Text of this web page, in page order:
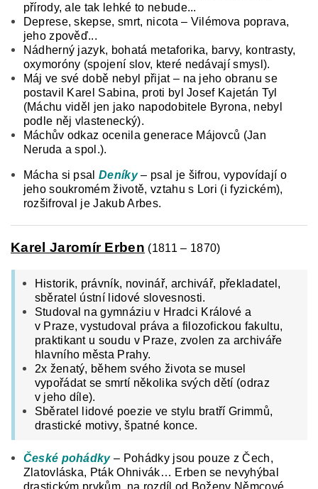
přírody, ale tak lehké to nebude...
Deprese, skepse, smrt, nicota – Vilémova poprava,
jeho zpověď...
Nádherný jazyk, bohatá metaforika, barvy, kontrasty,
oxymoróny (spojení slov, které nedávají smysl).
Máj ve své době nebyl přijat – na jeho obranu se
postavil Karel Sabina, proti byl Josef Kajetán Tyl
(Máchu viděl jen jako napodobitele Byrona, nebyl
podle něj vlastenecký).
Máchův odkaz ocenila generace Májovců (Jan
Neruda a spol.).
Mácha si psalDeníky– psal je šifrou, vypovídají o
jeho soukromém životě, vztahu s Lori (i fyzickém),
rozšifroval je Jakub Arbes.
Karel Jaromír Erben (1811 – 1870)
Historik, právník, novinář, archivář, překladatel,
sběratel ústní lidové slovesnosti.
Studoval na gymnáziu v Hradci Králové a
v Praze, vystudoval práva a filozofickou fakultu,
praktikant u soudu v Praze, zvolen za archiváře
hlavního města Prahy.
2x ženatý, během svého života se musel
vypořádat se smrtí několika svých dětí (odraz
v jeho díle).
Sběratel lidové poezie ve stylu bratří Grimmů,
drastické motivy, špatné konce.
České pohádky– Pohádky jsou pouze z Čech,
Zlatovláska, Pták Ohnivák… Erben se nevyhýbal
drastickým prvkům, na rozdíl od Boženy Němcové,